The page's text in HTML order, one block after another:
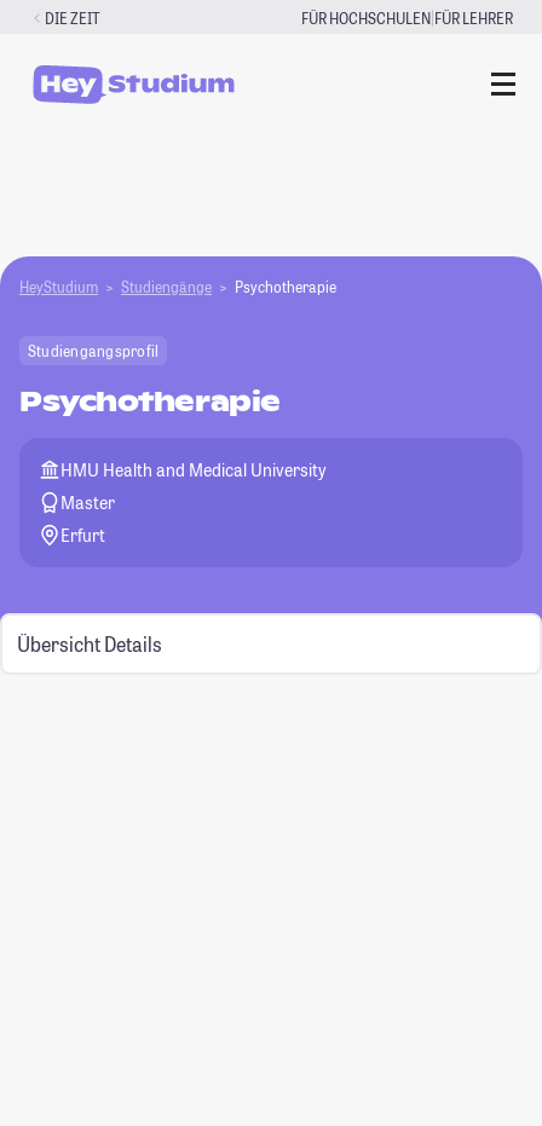
Zum
springen
DIE ZEIT FÜR HOCHSCHULEN|FÜR LEHRER
HeyStudium Studiengänge Psychotherapie
Studiengangsprofil
Psychotherapie
HMU Health and Medical University
Master
Erfurt
Übersicht Details